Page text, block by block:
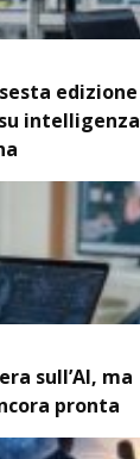
edizione
intelligenza
sull’AI, ma
pronta